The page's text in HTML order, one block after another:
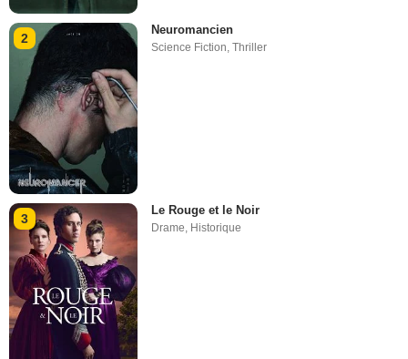
2
Neuromancien
Science Fiction ,Thriller
3
Le Rouge et le Noir
Drame, Historique